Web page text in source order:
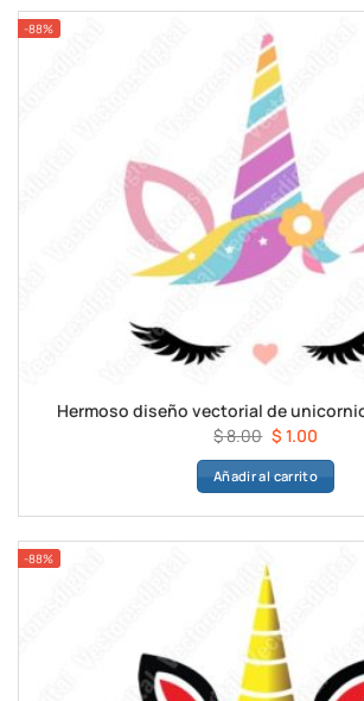
-88%
Hermoso diseño vectorial de
$8.00 El
precio
original
$ 8.00.
$ 1.00El
precio
actual
$ 1.00.
Añadir al carrito
-88%